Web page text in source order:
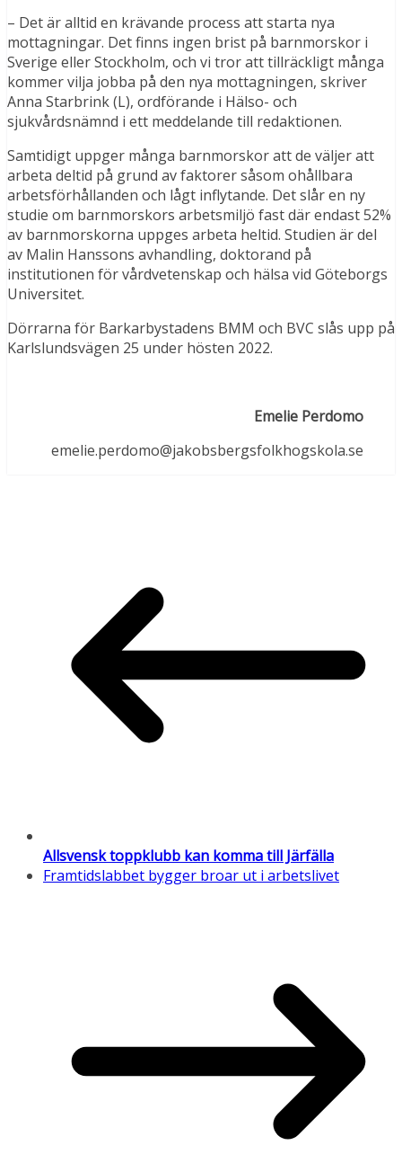
– Det är alltid en krävande process att starta nya
mottagningar. Det finns ingen brist på barnmorskor i
Sverige eller Stockholm, och vi tror att tillräckligt många
kommer vilja jobba på den nya mottagningen, skriver
Anna Starbrink (L), ordförande i Hälso- och
sjukvårdsnämnd i ett meddelande till redaktionen.
Samtidigt uppger många barnmorskor att de väljer att
arbeta deltid på grund av faktorer såsom ohållbara
arbetsförhållanden och lågt inflytande. Det slår en ny
studie om barnmorskors arbetsmiljö fast där endast 52%
av barnmorskorna uppges arbeta heltid. Studien är del
av Malin Hanssons avhandling, doktorand på
institutionen för vårdvetenskap och hälsa vid Göteborgs
Universitet.
Dörrarna för Barkarbystadens BMM och BVC slås upp på
Karlslundsvägen 25 under hösten 2022.
Emelie Perdomo
emelie.perdomo@jakobsbergsfolkhogskola.se
Allsvensk toppklubb kan komma till Järfälla
Framtidslabbet bygger broar ut i arbetslivet